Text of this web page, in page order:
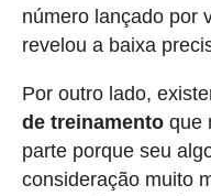
número lançado por
revelou a baixa
Por outro lado,
de treinamentoque
parte porque seu
consideração muito